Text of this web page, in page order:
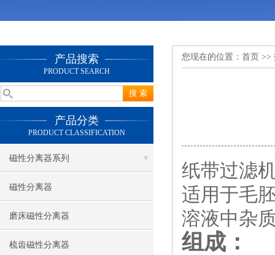
产品搜索
PRODUCT SEARCH
产品分类
PRODUCT CLASSIFICATION
磁性分离器系列
磁性分离器
磨床磁性分离器
梳齿磁性分离器
您现在的位置： 首页 >>
纸带过滤
适用于毛
溶液中杂
组成：